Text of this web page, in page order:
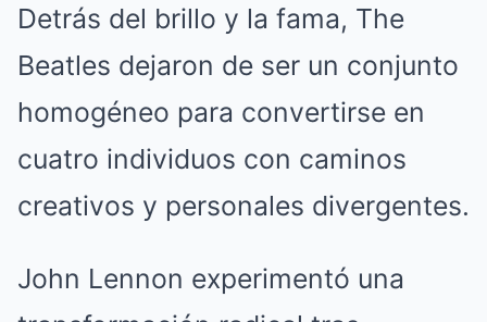
Detrás del brillo y la fama, The
Beatles dejaron de ser un conjunto
homogéneo para convertirse en
cuatro individuos con caminos
creativos y personales divergentes.
John Lennon experimentó una